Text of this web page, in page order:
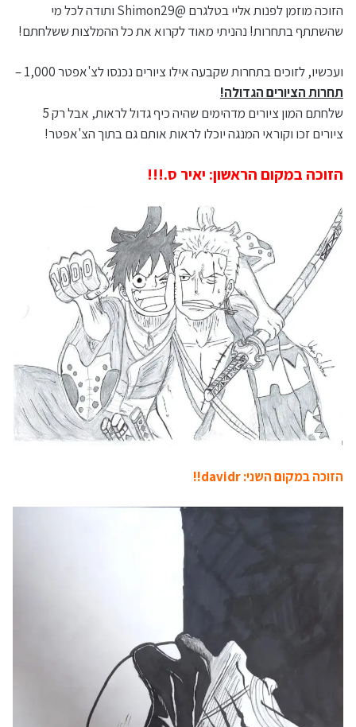
הזוכה מוזמן לפנות אליי בטלגרם @Shimon29 ותודה לכל מי
שהשתתף בתחרות! נהניתי מאוד לקרוא את כל ההמלצות ששלחתם!
ועכשיו, לזוכים בתחרות שקבעה אילו ציורים נכנסו לצ'אפטר 1,000 –
תחרות הציורים הגדולה!
שלחתם המון ציורים מדהימים שהיה כיף גדול לראות, אבל רק 5
ציורים זכו וקוראי המנגה יוכלו לראות אותם גם בתוך הצ'אפטר!
הזוכה במקום הראשון: יאיר ס.!!!
הזוכה במקום השני: davidr!!